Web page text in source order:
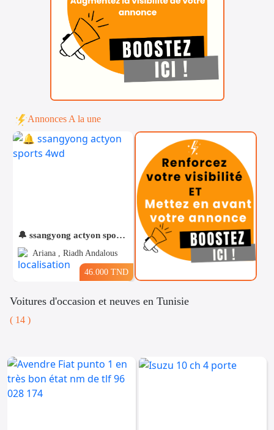
Voitures
Annonces A la une
🔔 ssangyong actyon sports 4wd
Ariana , Riadh Andalous
46.000 TND
Voitures d'occasion et neuves en Tunisie
( 14 )